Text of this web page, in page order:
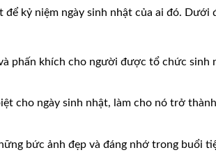
kỷ niệm ngày sinh nhật của ai đó. Dưới
phấn khích cho người được tổ chức sinh
cho ngày sinh nhật, làm cho nó trở
bức ảnh đẹp và đáng nhớ trong buổi